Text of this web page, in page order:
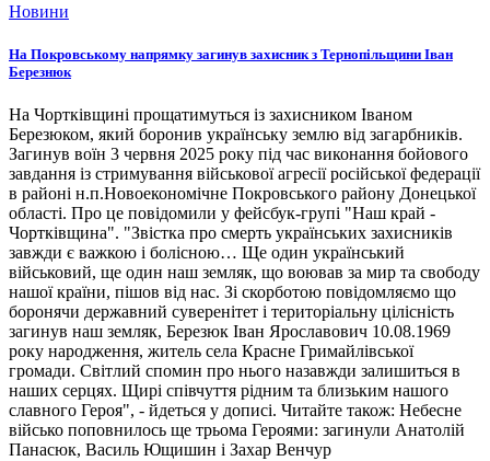
Новини
На Покровському напрямку загинув захисник з Тернопільщини Іван
Березнюк
На Чортківщині прощатимуться із захисником Іваном
Березюком, який боронив українську землю від загарбників.
Загинув воїн 3 червня 2025 року під час виконання бойового
завдання із стримування військової агресії російської федерації
в районі н.п.Новоекономічне Покровського району Донецької
області. Про це повідомили у фейсбук-групі "Наш край -
Чортківщина". "Звістка про смерть українських захисників
завжди є важкою і болісною… Ще один український
військовий, ще один наш земляк, що воював за мир та свободу
нашої країни, пішов від нас. Зі скорботою повідомляємо що
боронячи державний суверенітет і територіальну цілісність
загинув наш земляк, Березюк Іван Ярославович 10.08.1969
року народження, житель села Красне Гримайлівської
громади. Світлий спомин про нього назавжди залишиться в
наших серцях. Щирі співчуття рідним та близьким нашого
славного Героя", - йдеться у дописі. Читайте також: Небесне
військо поповнилось ще трьома Героями: загинули Анатолій
Панасюк, Василь Ющишин і Захар Венчур